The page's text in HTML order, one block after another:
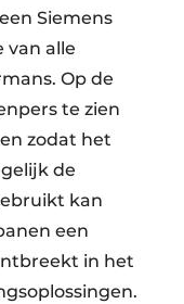
Siemens
van alle
Op de
te zien
zodat het
de
kan
een
in het